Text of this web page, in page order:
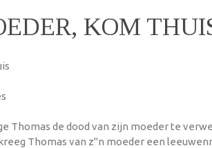
KOM
Thomas de dood van zijn moeder te
Thomas van z"n moeder een